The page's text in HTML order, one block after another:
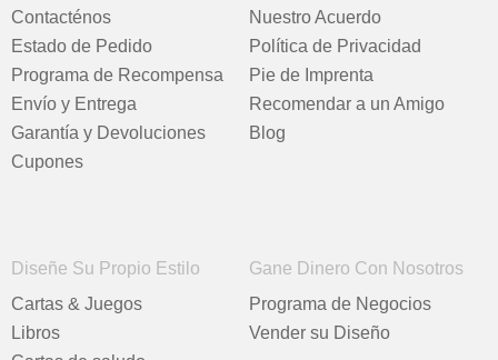
Contacténos
Estado de Pedido
Programa de Recompensa
Envío y Entrega
Garantía y Devoluciones
Cupones
Nuestro Acuerdo
Política de Privacidad
Pie de Imprenta
Recomendar a un Amigo
Blog
Diseñe Su Propio Estilo
Cartas & Juegos
Libros
Gane Dinero Con Nosotros
Programa de Negocios
Vender su Diseño